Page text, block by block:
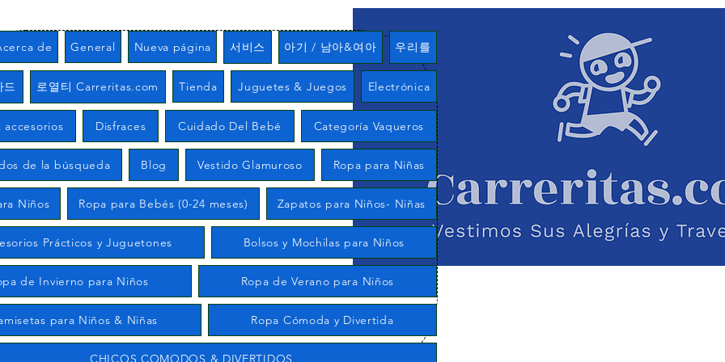
de General Nueva página 서비스 아기 / 남아&여아 우리를
드 로열티 Carreritas.com Tienda Juguetes & Juegos Electrónica
accesorios Disfraces Cuidado Del Bebé Categoría Vaqueros
de la búsqueda Blog Vestido Glamuroso Ropa para Niñas
Niños Ropa para Bebés (0-24 meses) Zapatos para Niños- Niñas
Prácticos y Juguetones Bolsos y Mochilas para Niños
de Invierno para Niños Ropa de Verano para Niños
para Niños & Niñas Ropa Cómoda y Divertida
CHICOS COMODOS & DIVERTIDOS